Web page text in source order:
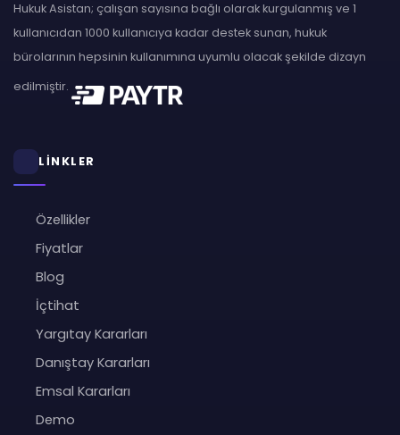
Hukuk Asistan; çalışan sayısına bağlı olarak kurgulanmış ve 1
kullanıcıdan 1000 kullanıcıya kadar destek sunan, hukuk
bürolarının hepsinin kullanımına uyumlu olacak şekilde dizayn
edilmiştir.
LİNKLER
Özellikler
Fiyatlar
Blog
İçtihat
Yargıtay Kararları
Danıştay Kararları
Emsal Kararları
Demo